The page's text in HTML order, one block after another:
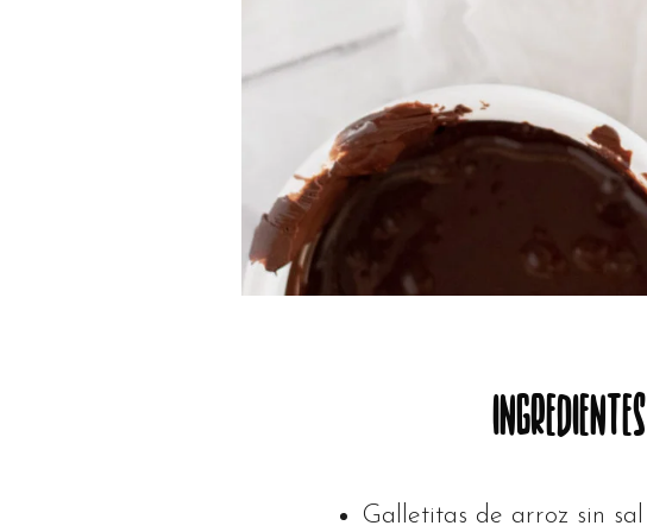
INGREDIENTES
Galletitas de arroz sin sal